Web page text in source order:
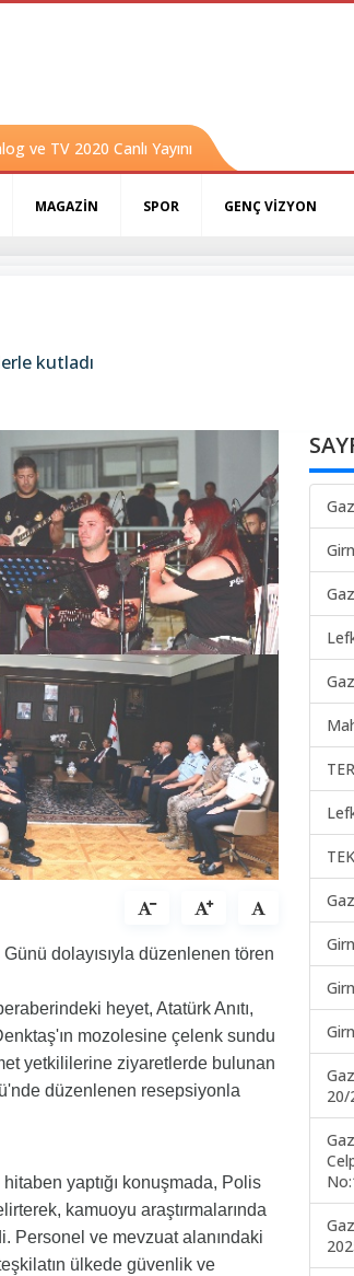
ve TV 2020 Canlı Yayını
MAGAZİN SPOR GENÇ VİZYON
kutladı
dolayısıyla düzenlenen tören
heyet, Atatürk Anıtı,
mozolesine çelenk sundu
yetkililerine ziyaretlerde bulunan
düzenlenen resepsiyonla
yaptığı konuşmada, Polis
kamuoyu araştırmalarında
Personel ve mevzuat alanındaki
ülkede güvenlik ve
20/